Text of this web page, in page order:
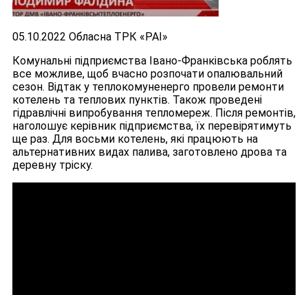
05.10.2022 Обласна ТРК «РАІ»
Комунальні підприємства Івано-Франківська роблять
все можливе, щоб вчасно розпочати опалювальний
сезон. Відтак у теплокомуненерго провели ремонти
котелень та теплових пунктів. Також проведені
гідравлічні випробування тепломереж. Після ремонтів,
наголошує керівник підприємства, їх перевірятимуть
ще раз. Для восьми котелень, які працюють на
альтернативних видах палива, заготовлено дрова та
деревну тріску.